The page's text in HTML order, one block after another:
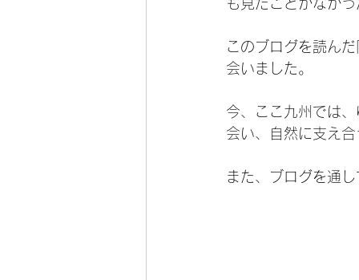
も見たことがなか
このブログを読ん
会いました。
今、ここ九州では
会い、自然に支え
また、ブログを通